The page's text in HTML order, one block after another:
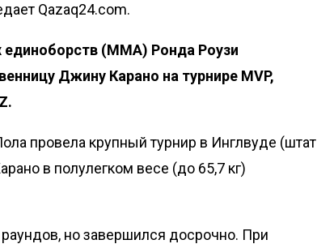
Qazaq24.com.
(ММА) Ронда Роузи
Джину Карано на турнире MVP,
провела крупный турнир в Инглвуде (штат
в полулегком весе (до 65,7 кг)
но завершился досрочно. При